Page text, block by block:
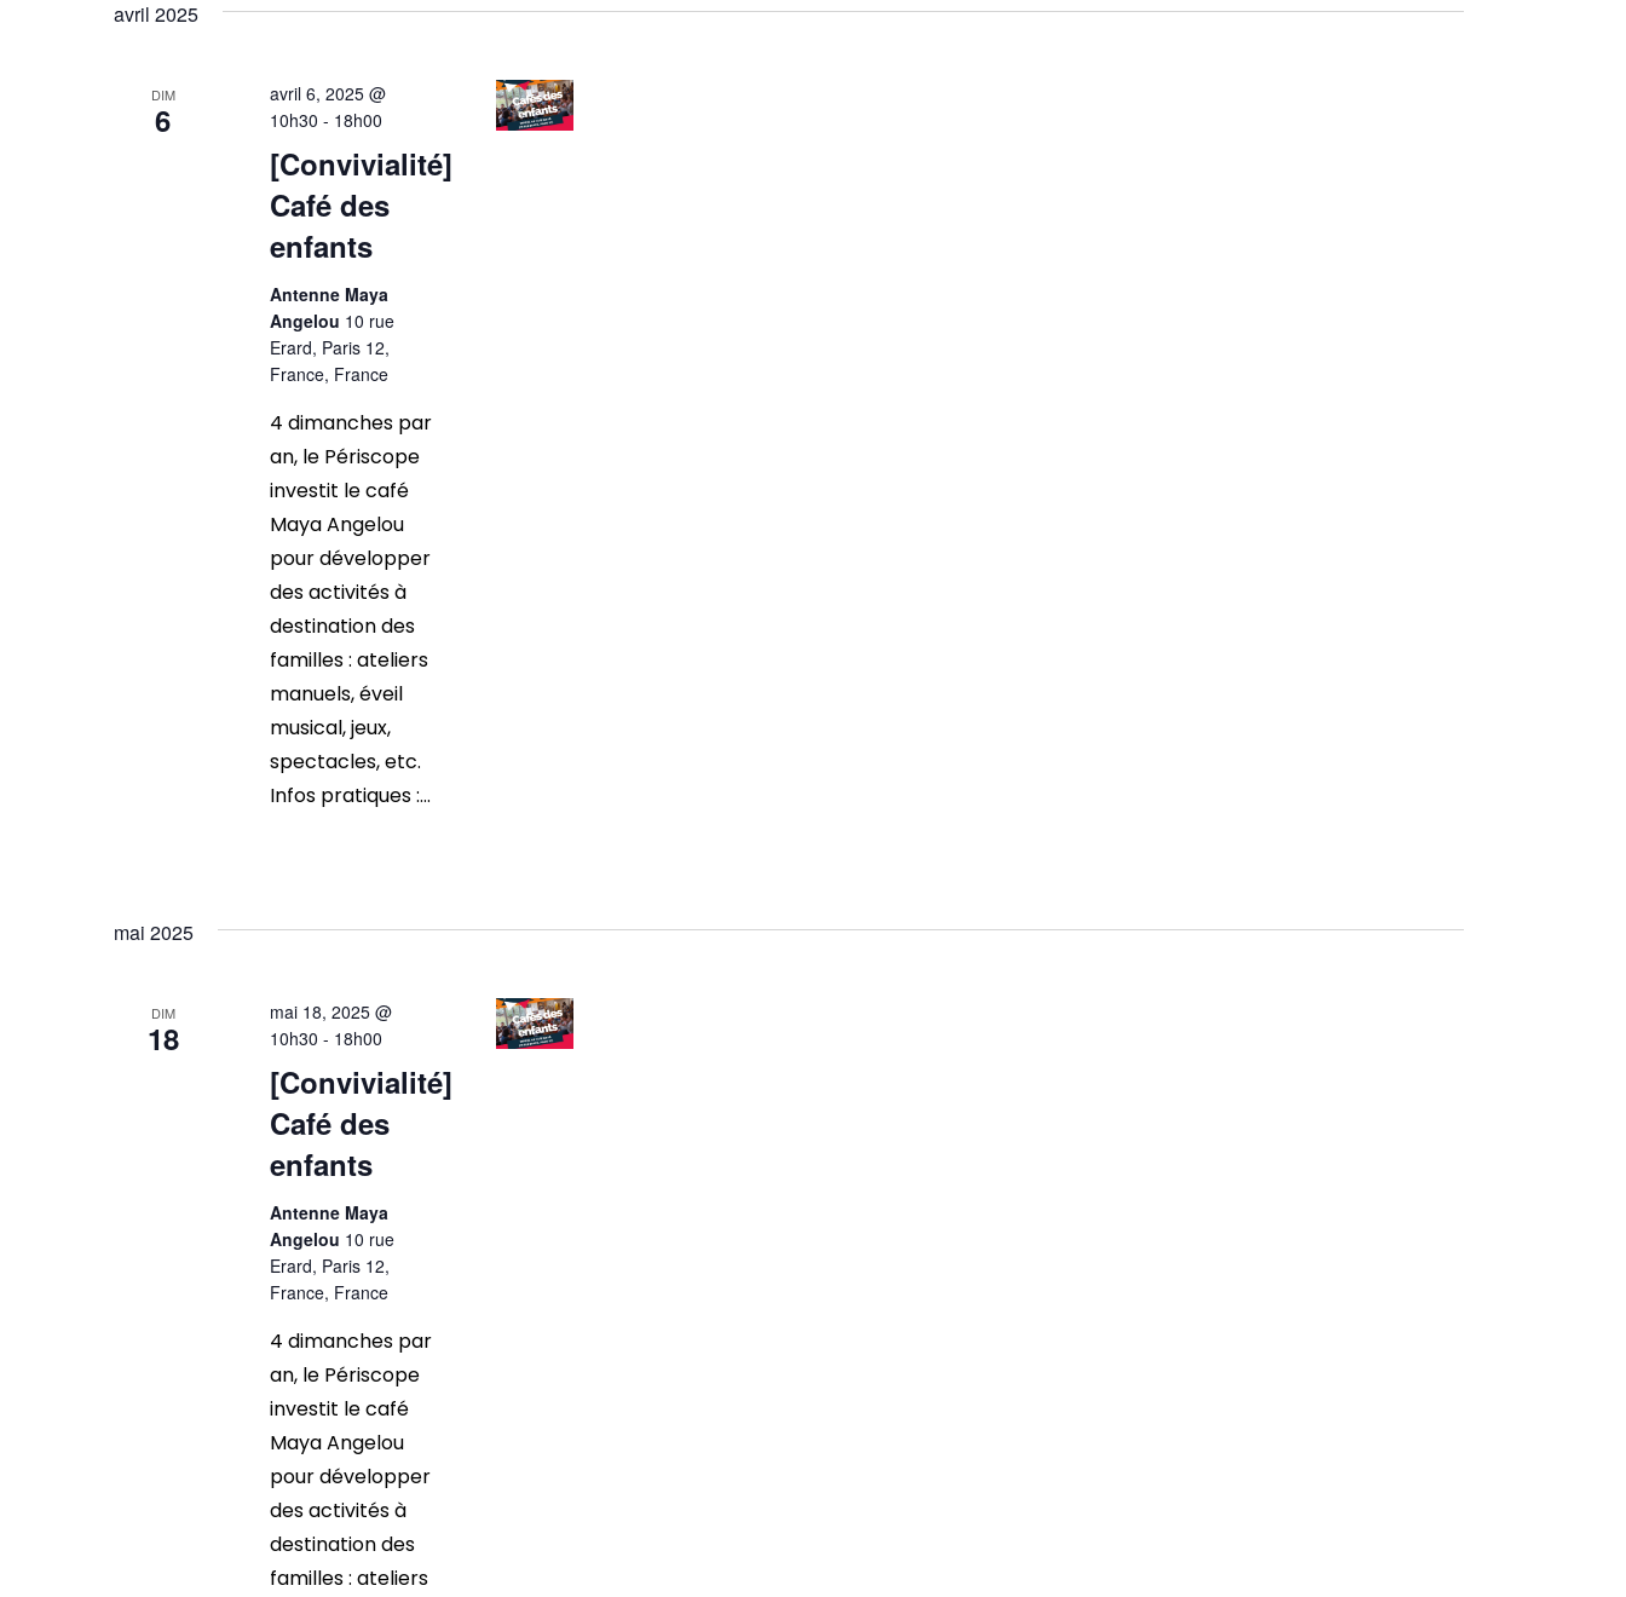
mot-
avril 2025
DIM
6
[Convivialité]
Café des
enfants
avril 6, 2025 @
10h30 - 18h00
Antenne Maya
Angelou 10 rue
Erard, Paris 12,
France, France
4 dimanches par
an, le Périscope
investit le café
Maya Angelou
pour développer
des activités à
destination des
familles : ateliers
manuels, éveil
musical, jeux,
spectacles, etc.
Infos pratiques :...
mai 2025
DIM
18
[Convivialité]
Café des
enfants
mai 18, 2025 @
10h30 - 18h00
Antenne Maya
Angelou 10 rue
Erard, Paris 12,
France, France
4 dimanches par
an, le Périscope
investit le café
Maya Angelou
pour développer
des activités à
destination des
familles : ateliers